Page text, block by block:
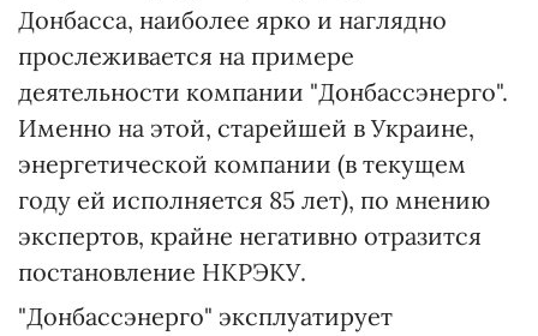
Донбасса, наиболее ярко и наглядно
прослеживается на примере
деятельности компании "Донбассэнерго".
Именно на этой, старейшей в Украине,
энергетической компании (в текущем
году ей исполняется 85 лет), по мнению
экспертов, крайне негативно отразится
постановление НКРЭКУ.
"Донбассэнерго" эксплуатирует